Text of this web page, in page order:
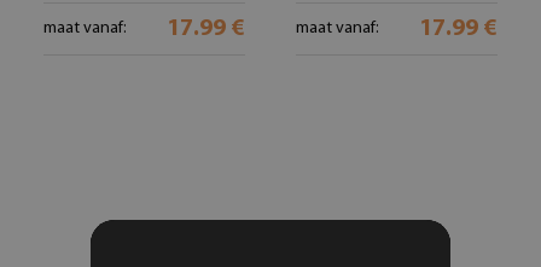
maat vanaf: 17.99 € maat vanaf: 17.99 €